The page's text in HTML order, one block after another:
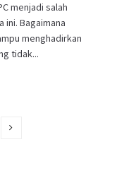
menjadi salah
ini. Bagaimana
menghadirkan
tidak...